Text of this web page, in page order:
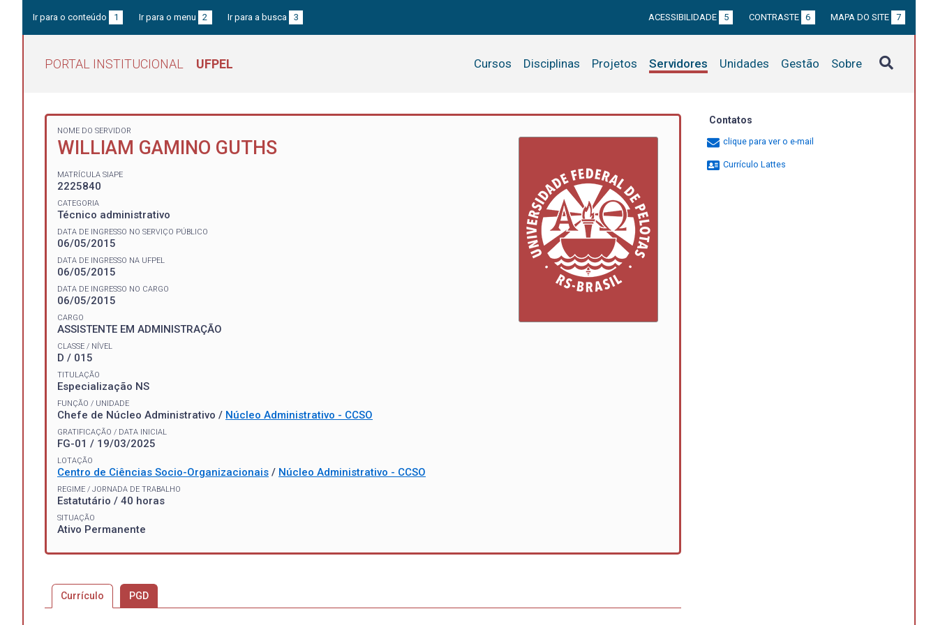
Ir para o conteúdo 1 Ir para o menu 2 Ir para a busca 3 ACESSIBILIDADE 5 CONTRASTE 6 MAPA DO SITE 7
PORTAL INSTITUCIONAL UFPEL Cursos Disciplinas Projetos Servidores Unidades Gestão Sobre
NOME DO SERVIDOR
WILLIAM GAMINO GUTHS
MATRÍCULA SIAPE
2225840
CATEGORIA
Técnico administrativo
DATA DE INGRESSO NO SERVIÇO PÚBLICO
06/05/2015
DATA DE INGRESSO NA UFPEL
06/05/2015
DATA DE INGRESSO NO CARGO
06/05/2015
CARGO
ASSISTENTE EM ADMINISTRAÇÃO
CLASSE / NÍVEL
D / 015
TITULAÇÃO
Especialização NS
FUNÇÃO / UNIDADE
Chefe de Núcleo Administrativo / Núcleo Administrativo - CCSO
GRATIFICAÇÃO / DATA INICIAL
FG-01 / 19/03/2025
LOTAÇÃO
Centro de Ciências Socio-Organizacionais / Núcleo Administrativo - CCSO
REGIME / JORNADA DE TRABALHO
Estatutário / 40 horas
SITUAÇÃO
Ativo Permanente
Currículo PGD
Contatos
clique para ver o e-mail
Currículo Lattes